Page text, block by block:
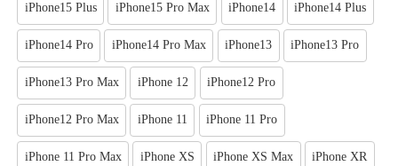
iPhone15 Plus iPhone15 Pro Max iPhone14 iPhone14 Plus
iPhone14 Pro iPhone14 Pro Max iPhone13 iPhone13 Pro
iPhone13 Pro Max iPhone 12 iPhone12 Pro
iPhone12 Pro Max iPhone 11 iPhone 11 Pro
iPhone 11 Pro Max iPhone XS iPhone XS Max iPhone XR